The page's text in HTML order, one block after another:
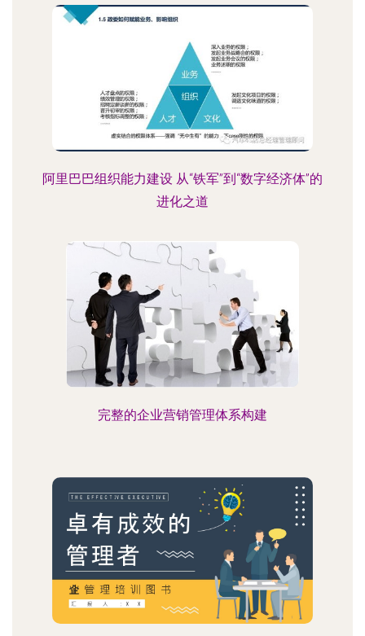
阿里巴巴组织能力建设 从“铁军”到“数字经济体”的
进化之道
完整的企业营销管理体系构建